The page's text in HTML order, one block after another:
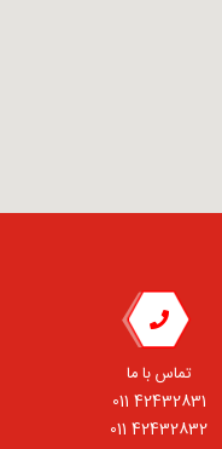
تماس با ما
42432831 011
42432832 011